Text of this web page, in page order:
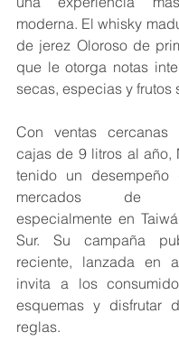
moderna. El whisky
de jerez Oloroso de
que le otorga notas
secas, especias y frutos
Con ventas
cajas de 9 litros al año,
tenido un desempeño
mercados de
especialmente en
Sur. Su campaña
reciente, lanzada en
invita a los
esquemas y disfrutar
reglas.